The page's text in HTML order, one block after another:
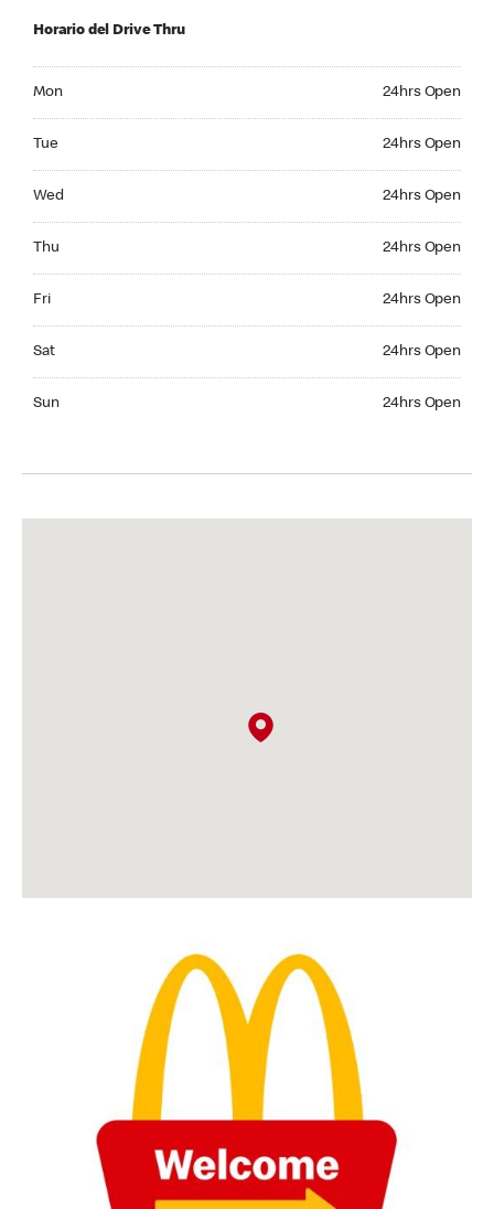
Horario del Drive Thru
Mon 24hrs Open
Tue 24hrs Open
Wed 24hrs Open
Thu 24hrs Open
Fri 24hrs Open
Sat 24hrs Open
Sun 24hrs Open